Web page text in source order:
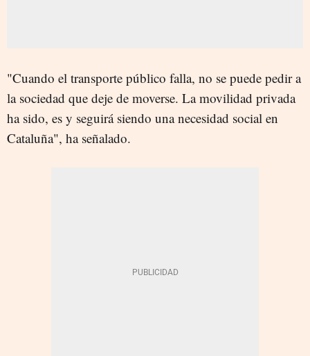
"Cuando el transporte público falla, no se puede pedir a
la sociedad que deje de moverse. La movilidad privada
ha sido, es y seguirá siendo una necesidad social en
Cataluña", ha señalado.